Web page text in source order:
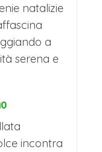
natalizie
a
serena e
incontra